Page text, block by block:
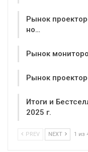
Рынок
но…
Рынок
Рынок
Итоги и
2025 г.
PREV NEXT 1 из